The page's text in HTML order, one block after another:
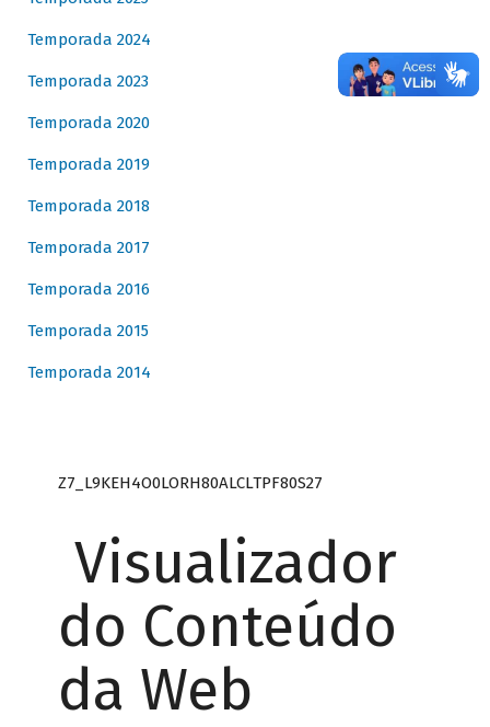
Temporada 2024
Temporada 2023
Temporada 2020
Temporada 2019
Temporada 2018
Temporada 2017
Temporada 2016
Temporada 2015
Temporada 2014
Z7_L9KEH4O0LORH80ALCLTPF80S27
Visualizador
do Conteúdo
da Web